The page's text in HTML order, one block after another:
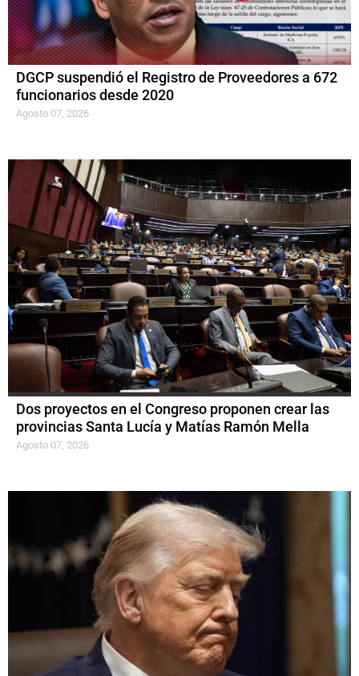
DGCP suspendió el Registro de Proveedores a 672
funcionarios desde 2020
Agosto 07, 2026
Dos proyectos en el Congreso proponen crear las
provincias Santa Lucía y Matías Ramón Mella
Agosto 07, 2026